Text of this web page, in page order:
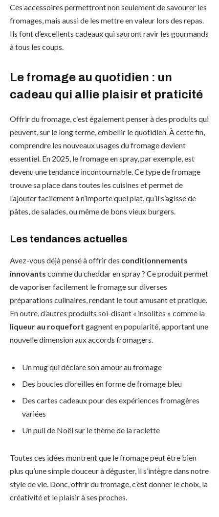
Ces accessoires permettront non seulement de savourer les
fromages, mais aussi de les mettre en valeur lors des repas.
Ils font d’excellents cadeaux qui sauront ravir les gourmands
à tous les coups.
Le fromage au quotidien : un
cadeau qui allie plaisir et praticité
Offrir du fromage, c’est également penser à des produits qui
peuvent, sur le long terme, embellir le quotidien. À cette fin,
comprendre les nouveaux usages du fromage devient
essentiel. En 2025, le fromage en spray, par exemple, est
devenu une tendance incontournable. Ce type de fromage
trouve sa place dans toutes les cuisines et permet de
l’ajouter facilement à n’importe quel plat, qu’il s’agisse de
pâtes, de salades, ou même de bons vieux burgers.
Les tendances actuelles
Avez-vous déjà pensé à offrir des conditionnements
innovants comme du cheddar en spray ? Ce produit permet
de vaporiser facilement le fromage sur diverses
préparations culinaires, rendant le tout amusant et pratique.
En outre, d’autres produits soi-disant « insolites » comme la
liqueur au roquefort gagnent en popularité, apportant une
nouvelle dimension aux accords fromagers.
Un mug qui déclare son amour au fromage
Des boucles d’oreilles en forme de fromage bleu
Des cartes cadeaux pour des expériences fromagères
variées
Un pull de Noël sur le thème de la raclette
Toutes ces idées montrent que le fromage peut être bien
plus qu’une simple douceur à déguster, il s’intègre dans notre
style de vie. Donc, offrir du fromage, c’est donner le choix, la
créativité et le plaisir à ses proches.